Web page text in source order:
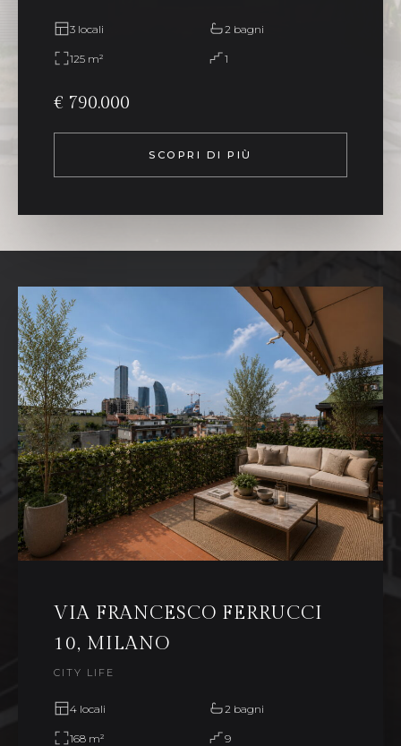
3 locali 2 bagni
125 m² 1
€ 790.000
SCOPRI DI PIÙ
VIA FRANCESCO FERRUCCI
10, MILANO
CITY LIFE
4 locali 2 bagni
168 m² 9